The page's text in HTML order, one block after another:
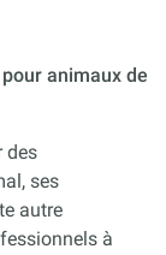
animaux de
des
ses
autre
à